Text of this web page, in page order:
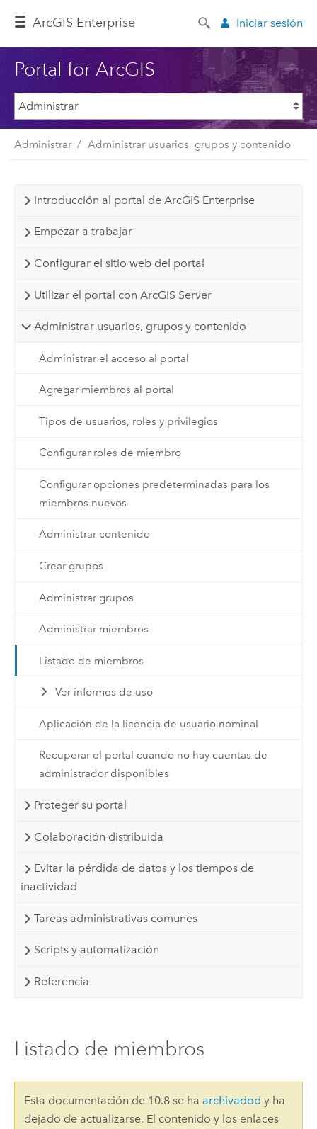
ArcGIS Enterprise Iniciar sesión
Portal for ArcGIS
Administrar Administrar usuarios, grupos y contenido
Introducción al portal de ArcGIS Enterprise
Empezar a trabajar
Configurar el sitio web del portal
Utilizar el portal con ArcGIS Server
Administrar usuarios, grupos y contenido
Administrar el acceso al portal
Agregar miembros al portal
Tipos de usuarios, roles y privilegios
Configurar roles de miembro
Configurar opciones predeterminadas para los
miembros nuevos
Administrar contenido
Crear grupos
Administrar grupos
Administrar miembros
Listado de miembros
Ver informes de uso
Aplicación de la licencia de usuario nominal
Recuperar el portal cuando no hay cuentas de
administrador disponibles
Proteger su portal
Colaboración distribuida
Evitar la pérdida de datos y los tiempos de
inactividad
Tareas administrativas comunes
Scripts y automatización
Referencia
Listado de miembros
Esta documentación de 10.8 se ha archivadod y ha
dejado de actualizarse. El contenido y los enlaces